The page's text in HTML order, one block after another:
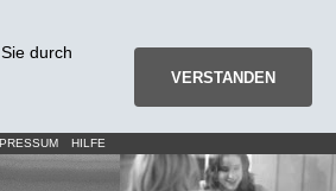
durch
VERSTANDEN
HILFE